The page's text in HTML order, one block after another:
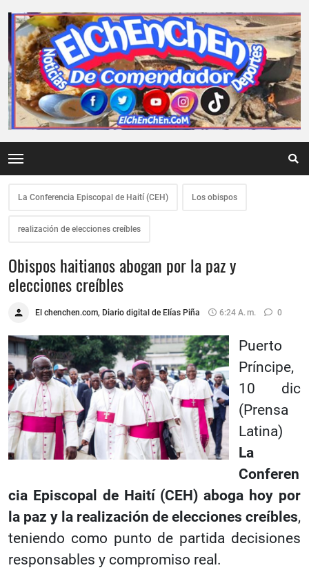
La Conferencia Episcopal de Haití (CEH) Los obispos
realización de elecciones creíbles
Obispos haitianos abogan por la paz y
elecciones creíbles
El chenchen.com, Diario digital de Elías Piña 6:24 A. M. 0
Puerto
Príncipe,
10 dic
(Prensa
Latina)
La
Conferen
cia Episcopal de Haití (CEH) aboga hoy por
la paz y la realización de elecciones creíbles,
teniendo como punto de partida decisiones
responsables y compromiso real.